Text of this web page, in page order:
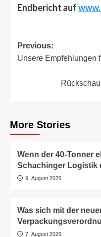
Endbericht auf
Post
navigation
Previous:
Unsere Empfehlungen
More Stories
Wenn der 40-Tonner
Schachinger Logistik
9. August 2026
Was sich mit der
7. August 2026